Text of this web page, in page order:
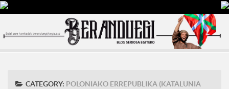
CATEGORY: POLONIAKO ERREPUBLIKA (KATALUNIA